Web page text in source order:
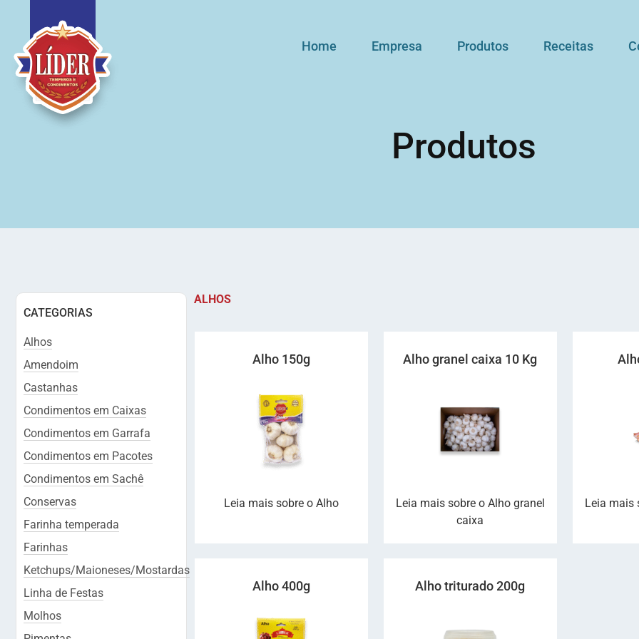
Home Empresa Produtos Receitas
Produtos
CATEGORIAS
Alhos
Amendoim
Castanhas
Condimentos em Caixas
Condimentos em Garrafa
Condimentos em Pacotes
Condimentos em Sachê
Conservas
Farinha temperada
Farinhas
Ketchups/Maioneses/Mostardas
Linha de Festas
Molhos
ALHOS
Alho 150g
Leia mais sobre o Alho
Alho granel caixa 10 Kg
Leia mais sobre o Alho granel
caixa
Leia mais
Alho 400g Alho triturado 200g